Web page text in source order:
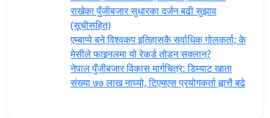
राखेका पुँजीबजार सुधारका दर्जन बढी सुझाव
(सूचीसहित)
एम्बाप्पे बने विश्वकप इतिहासकै सर्वाधिक गोलकर्ता; के
मेसीले फाइनलमा यो रेकर्ड तोड्न सक्लान्?
नेपाल पुँजीबजार विकास मार्गचित्र: डिम्याट खाता
संख्या ७७ लाख नाघ्यो, टिएमएस प्रयोगकर्ता ह्वात्तै बढे